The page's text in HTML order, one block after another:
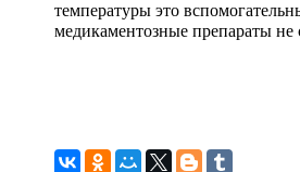
температуры это
медикаментозные препараты не